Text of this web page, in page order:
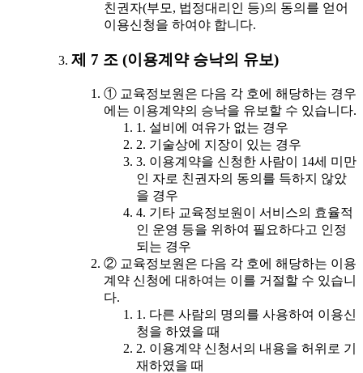
친권자(부모, 법정대리인 등)의 동의를 얻어
이용신청을 하여야 합니다.
제 7 조 (이용계약 승낙의 유보)
① 교육정보원은 다음 각 호에 해당하는 경우
에는 이용계약의 승낙을 유보할 수 있습니다.
1. 설비에 여유가 없는 경우
2. 기술상에 지장이 있는 경우
3. 이용계약을 신청한 사람이 14세 미만
인 자로 친권자의 동의를 득하지 않았
을 경우
4. 기타 교육정보원이 서비스의 효율적
인 운영 등을 위하여 필요하다고 인정
되는 경우
② 교육정보원은 다음 각 호에 해당하는 이용
계약 신청에 대하여는 이를 거절할 수 있습니
다.
1. 다른 사람의 명의를 사용하여 이용신
청을 하였을 때
2. 이용계약 신청서의 내용을 허위로 기
재하였을 때